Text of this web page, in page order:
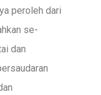
peroleh dari
se-
dan